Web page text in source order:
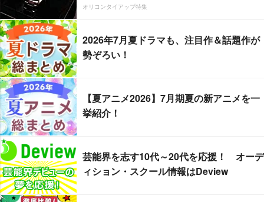
オリコンタイアップ特集
2026年7月夏ドラマも、注目作＆話題作が
勢ぞろい！
【夏アニメ2026】7月期夏の新アニメを一
挙紹介！
芸能界を志す10代～20代を応援！ オーデ
ィション・スクール情報はDeview